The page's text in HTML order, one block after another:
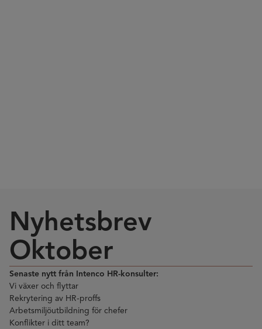
Nyhetsbrev
Oktober
Senaste nytt från Intenco HR-konsulter:
Vi växer och flyttar
Rekrytering av HR-proffs
Arbetsmiljöutbildning för chefer
Konflikter i ditt team?